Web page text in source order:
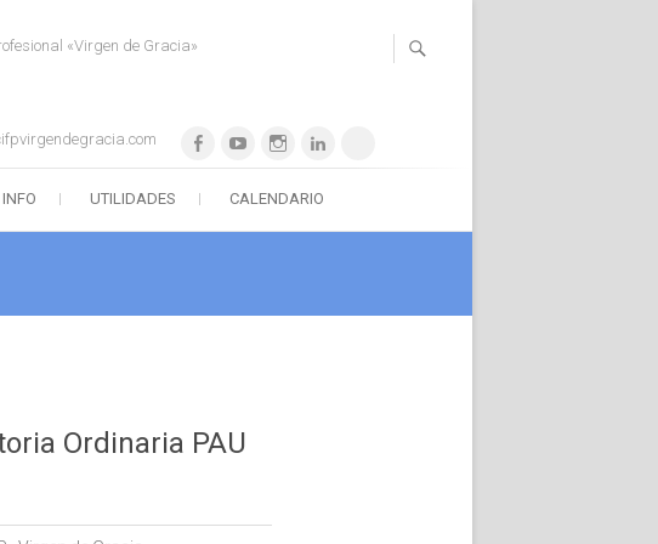
«Virgen de Gracia»
FacebookYouTubeInstagram
INFO UTILIDADES CALENDARIO
Ordinaria PAU